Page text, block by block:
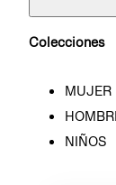
Colecciones
MUJER
NIÑOS